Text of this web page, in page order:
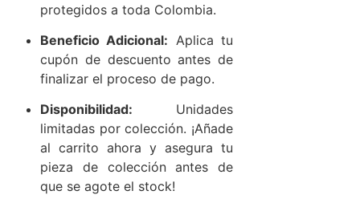
protegidos a toda Colombia.
Beneficio Adicional: Aplica tu
cupón de descuento antes de
finalizar el proceso de pago.
Disponibilidad: Unidades
limitadas por colección. ¡Añade
al carrito ahora y asegura tu
pieza de colección antes de
que se agote el stock!